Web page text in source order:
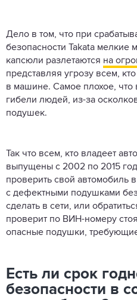
Дело в том, что при
безопасности Takata мелкие
капсюли разлетаются на
представляя угрозу всем,
в машине. Самое плохое, что
гибели людей, из-за
подушек.
Так что всем, кто владеет
выпущены с 2002 по 2015
проверить свой автомобиль
с дефектными подушками
сделать в сети, или
проверит по ВИН-номеру
опасные подушки,
Есть ли срок
безопасности в